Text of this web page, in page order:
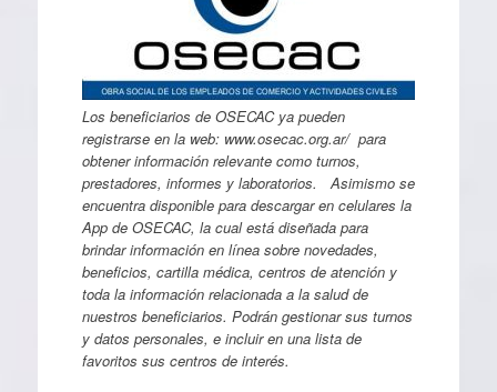
Los beneficiarios de OSECAC ya pueden
registrarse en la web: www.osecac.org.ar/ para
obtener información relevante como turnos,
prestadores, informes y laboratorios. Asimismo se
encuentra disponible para descargar en celulares la
App de OSECAC, la cual está diseñada para
brindar información en línea sobre novedades,
beneficios, cartilla médica, centros de atención y
toda la información relacionada a la salud de
nuestros beneficiarios. Podrán gestionar sus turnos
y datos personales, e incluir en una lista de
favoritos sus centros de interés.